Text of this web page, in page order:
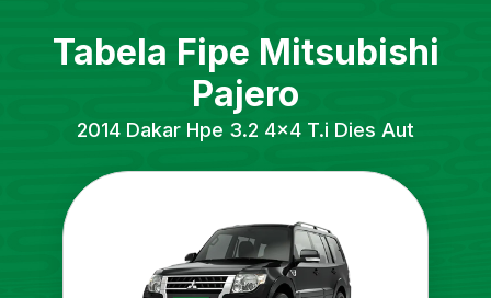
Tabela Fipe Mitsubishi
Pajero
2014 Dakar Hpe 3.2 4x4 T.i Dies Aut